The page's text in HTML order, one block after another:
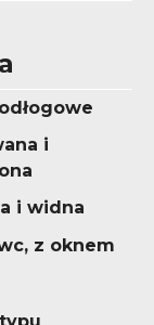
i
i widna
z oknem